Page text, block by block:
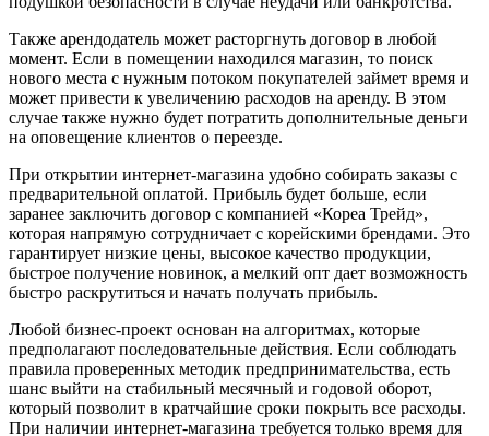
Также арендодатель может расторгнуть договор в любой
момент. Если в помещении находился магазин, то поиск
нового места с нужным потоком покупателей займет время и
может привести к увеличению расходов на аренду. В этом
случае также нужно будет потратить дополнительные деньги
на оповещение клиентов о переезде.
При открытии интернет-магазина удобно собирать заказы с
предварительной оплатой. Прибыль будет больше, если
заранее заключить договор с компанией «Кореа Трейд»,
которая напрямую сотрудничает с корейскими брендами. Это
гарантирует низкие цены, высокое качество продукции,
быстрое получение новинок, а мелкий опт дает возможность
быстро раскрутиться и начать получать прибыль.
Любой бизнес-проект основан на алгоритмах, которые
предполагают последовательные действия. Если соблюдать
правила проверенных методик предпринимательства, есть
шанс выйти на стабильный месячный и годовой оборот,
который позволит в кратчайшие сроки покрыть все расходы.
При наличии интернет-магазина требуется только время для